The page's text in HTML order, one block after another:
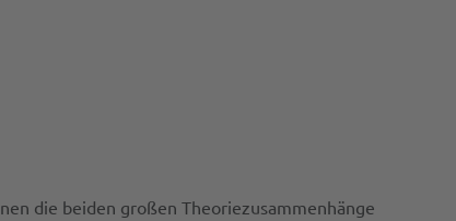
die beiden großen Theoriezusammenhänge